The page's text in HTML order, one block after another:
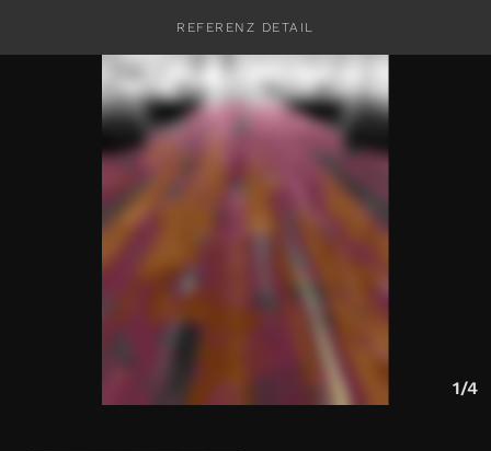
REFERENZ DETAIL
1/4